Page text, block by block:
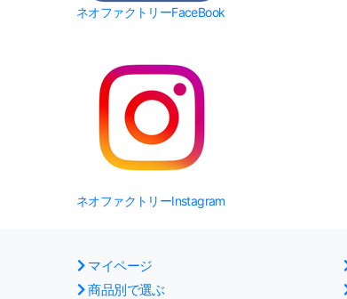
ネオファクトリーFaceBook
ネオファクトリーInstagram
マイページ
商品別で選ぶ